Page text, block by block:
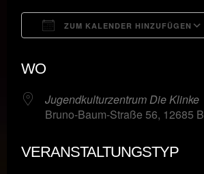
ZUM KALENDER HINZUFÜGEN
WO
Jugendkulturzentrum Die Klinke
Bruno-Baum-Straße 56, 12685
VERANSTALTUNGSTYP